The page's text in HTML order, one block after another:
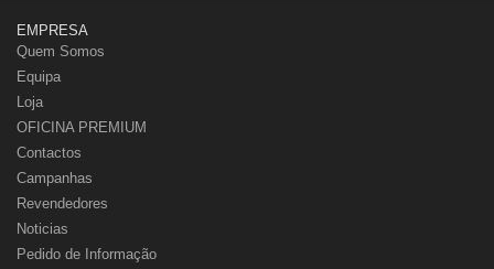
EMPRESA
Quem Somos
Equipa
Loja
OFICINA PREMIUM
Contactos
Campanhas
Revendedores
Noticias
Pedido de Informação